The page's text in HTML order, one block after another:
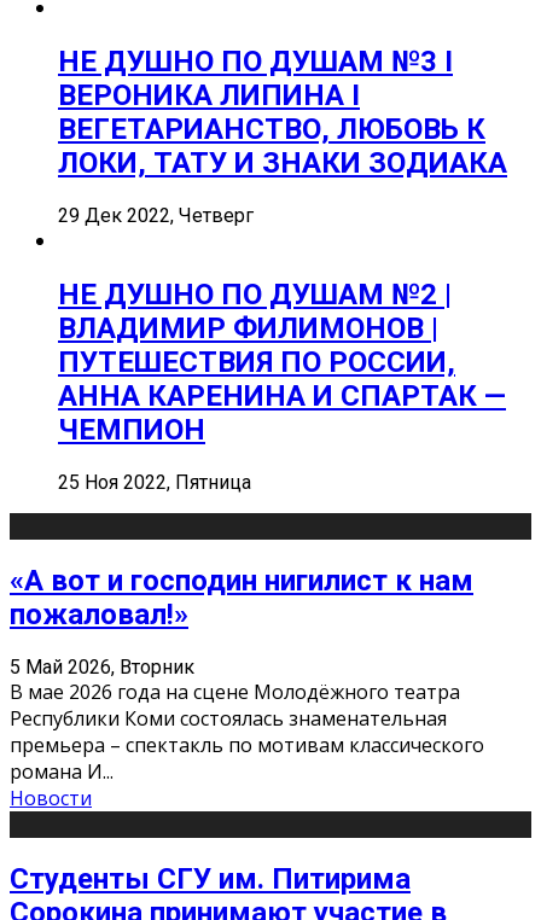
НЕ ДУШНО ПО ДУШАМ №3 I
ВЕРОНИКА ЛИПИНА I
ВЕГЕТАРИАНСТВО, ЛЮБОВЬ К
ЛОКИ, ТАТУ И ЗНАКИ ЗОДИАКА
29 Дек 2022, Четверг
НЕ ДУШНО ПО ДУШАМ №2 |
ВЛАДИМИР ФИЛИМОНОВ |
ПУТЕШЕСТВИЯ ПО РОССИИ,
АННА КАРЕНИНА И СПАРТАК —
ЧЕМПИОН
25 Ноя 2022, Пятница
«А вот и господин нигилист к нам
пожаловал!»
5 Май 2026, Вторник
В мае 2026 года на сцене Молодёжного театра
Республики Коми состоялась знаменательная
премьера – спектакль по мотивам классического
романа И...
Новости
Студенты СГУ им. Питирима
Сорокина принимают участие в